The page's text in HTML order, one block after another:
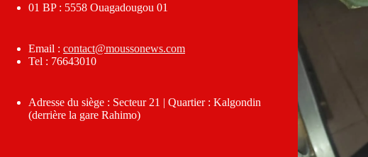
01 BP : 5558 Ouagadougou 01
Email : contact@moussonews.com
Tel : 76643010
Adresse du siège : Secteur 21 | Quartier : Kalgondin
(derrière la gare Rahimo)